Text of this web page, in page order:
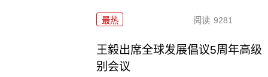
最热 阅读 9281
王毅出席全球发展倡议5周年高级
别会议